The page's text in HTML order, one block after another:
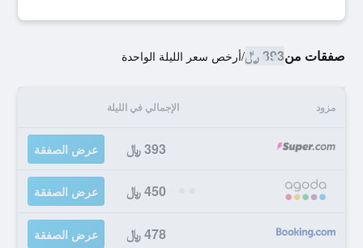
صفقات من393 ﷼ /أرخص سعر الليلة الواحدة
مزود الإجمالي في الليلة
393 ﷼ عرض الصفقة
450 ﷼ عرض الصفقة
478 ﷼ عرض الصفقة